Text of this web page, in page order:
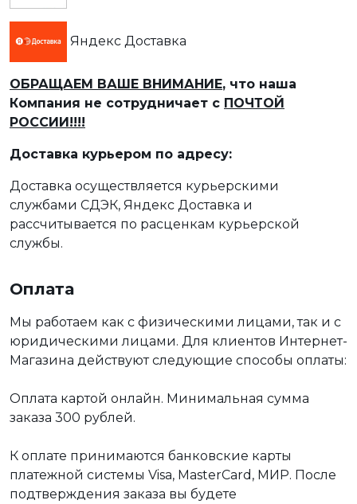
Яндекс Доставка
ОБРАЩАЕМ ВАШЕ ВНИМАНИЕ, что наша
Компания не сотрудничает с ПОЧТОЙ
РОССИИ!!!!
Доставка курьером по адресу:
Доставка осуществляется курьерскими
службами СДЭК, Яндекс Доставка и
рассчитывается по расценкам курьерской
службы.
Оплата
Мы работаем как с физическими лицами, так и с
юридическими лицами. Для клиентов Интернет-
Магазина действуют следующие способы оплаты:
Оплата картой онлайн. Минимальная сумма
заказа 300 рублей.
К оплате принимаются банковские карты
платежной системы Visa, MasterCard, МИР. После
подтверждения заказа вы будете